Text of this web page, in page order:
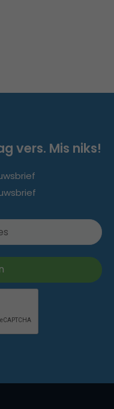
vers. Mis niks!